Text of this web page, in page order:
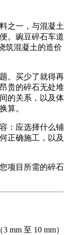
之一，与混凝土
。豌豆碎石车道
筑混凝土的造价
。买少了就得再
贵的碎石无处堆
的关系，以及体
算。
：应选择什么铺
正确施工，以及
项目所需的碎石
mm 至 10 mm）